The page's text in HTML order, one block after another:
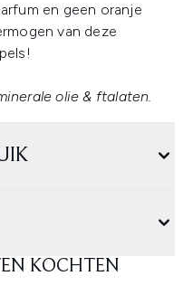
en geen oranje
van deze
olie & ftalaten.
KOCHTEN